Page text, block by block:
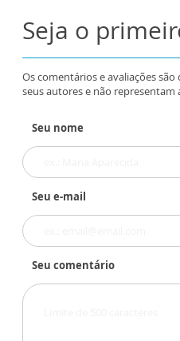
Seja o
Os comentários e avaliações
seus autores e não representam
Seu nome
Seu e-mail
Seu comentário